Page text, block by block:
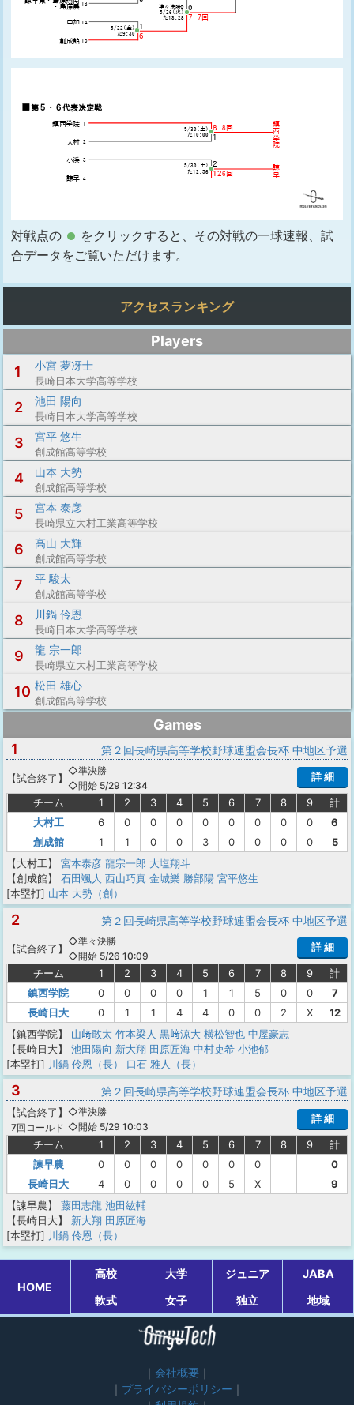
対戦点の
をクリックすると、その対戦の一球速報、試
合データをご覧いただけます。
アクセスランキング
Players
1
小宮 夢冴士
長崎日本大学高等学校
2 池田 陽向
長崎日本大学高等学校
3 宮平 悠生
創成館高等学校
4 山本 大勢
創成館高等学校
5 宮本 泰彦
長崎県立大村工業高等学校
6 高山 大輝
創成館高等学校
7 平 駿太
創成館高等学校
8 川鍋 伶恩
長崎日本大学高等学校
9 龍 宗一郎
長崎県立大村工業高等学校
10 松田 雄心
創成館高等学校
Games
1
第２回長崎県高等学校野球連盟会長杯 中地区予選
【試合終了 】
◇準決勝
◇開始 5/29 12:34
詳 細
チーム 1 2 3 4 5 6 7 8 9
計
大村工
6 0 0 0 0 0 0 0 0
6
創成館
1 1 0 0 3 0 0 0 0
5
【大村工】
宮本泰彦 龍宗一郎 大塩翔斗
【創成館】
石田颯人 西山巧真 金城樂 勝部陽 宮平悠生
[本塁打] 山本 大勢（創）
2 第２回長崎県高等学校野球連盟会長杯 中地区予選
【試合終了 】
◇準々決勝
◇開始 5/26 10:09
詳 細
チーム 1 2 3 4 5 6 7 8 9
計
鎮西学院
0 0 0 0 1 1 5 0 0
7
長崎日大
0 1 1 4 4 0 0 2 X
12
【鎮西学院】
山﨑敢太 竹本梁人 黒﨑涼大 横松智也 中屋豪志
【長崎日大】
池田陽向 新大翔 田原匠海 中村吏希 小池郁
[本塁打] 川鍋 伶恩（長） 口石 雅人（長）
3 第２回長崎県高等学校野球連盟会長杯 中地区予選
【試合終了 】
7回コールド
◇準決勝
◇開始 5/29 10:03
詳 細
チーム 1 2 3 4 5 6 7 8 9
計
諫早農
0 0 0 0 0 0 0
0
長崎日大
4 0 0 0 0 5 X
9
【諫早農】
藤田志龍 池田紘輔
【長崎日大】
新大翔 田原匠海
[本塁打] 川鍋 伶恩（長）
HOME
高校 大学 ジュニア
JABA
軟式
女子 独立 地域
会社概要
プライバシーポリシー